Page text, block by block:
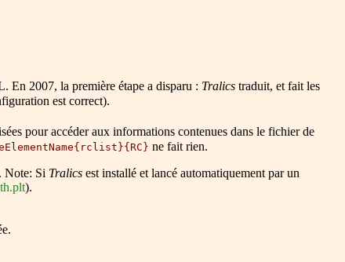
En 2007, la première étape a disparu : Tralics traduit, et fait les
est correct).
pour accéder aux informations contenues dans le fichier de
ne fait rien.
Note: Si Tralics est installé et lancé automatiquement par un
).